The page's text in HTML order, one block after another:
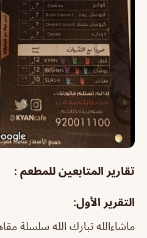
تقارير المتابعين للمطعم :
التقرير الأول:
ماشاءالله تبارك الله سلسلة